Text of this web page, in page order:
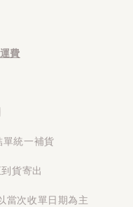
費
單統一補貨
貨寄出
當次收單日期為主